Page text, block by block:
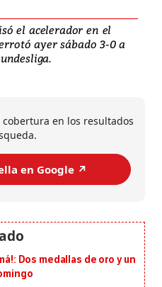
el acelerador en el
ayer sábado 3-0 a
en los resultados
en Google ↗️
Dos medallas de oro y un